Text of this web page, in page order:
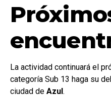
La actividad continuará el
categoría Sub 13 haga su
ciudad de Azul .